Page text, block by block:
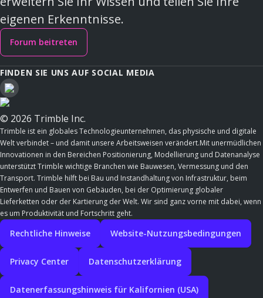
eigenen Erkenntnisse.
Forum beitreten
FINDEN SIE UNS AUF SOCIAL MEDIA
© 2026 Trimble Inc.
Trimble ist ein globales Technologieunternehmen, das physische und digitale
Welt verbindet – und damit unsere Arbeitsweisen verändert.Mit unermüdlichen
Innovationen in den Bereichen Positionierung, Modellierung und Datenanalyse
unterstützt Trimble wichtige Branchen wie Bauwesen, Vermessung und den
Transport. Trimble hilft bei Bau und Instandhaltung von Infrastruktur, beim
Entwerfen und Bauen von Gebäuden, bei der Optimierung globaler
Lieferketten oder der Kartierung der Welt. Wir sind ganz vorne mit dabei, wenn
es um Produktivität und Fortschritt geht.
Rechtliche Hinweise Website-Nutzungsbedingungen
Privacy Center Datenschutzerklärung
Datenerfassungshinweis für Kalifornien (USA)